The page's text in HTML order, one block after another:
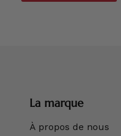
La marque
À propos de nous